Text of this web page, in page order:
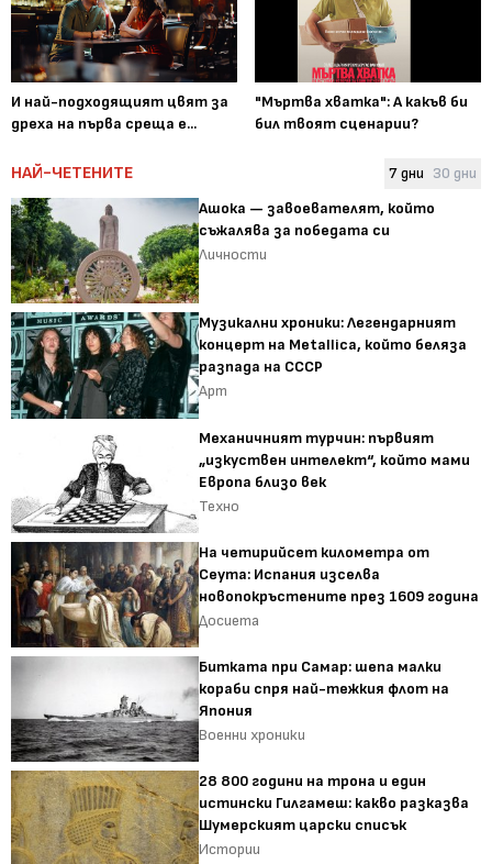
И най-подходящият цвят за
дреха на първа среща е...
"Мъртва хватка": А какъв би
бил твоят сценарии?
НАЙ-ЧЕТЕНИТЕ 7 дни 30 дни
Ашока — завоевателят, който
съжалява за победата си
Личности
Музикални хроники: Легендарният
концерт на Metallica, който беляза
разпада на СССР
Арт
Механичният турчин: първият
„изкуствен интелект“, който мами
Европа близо век
Техно
На четирийсет километра от
Сеута: Испания изселва
новопокръстените през 1609 година
Досиета
Битката при Самар: шепа малки
кораби спря най-тежкия флот на
Япония
Военни хроники
28 800 години на трона и един
истински Гилгамеш: какво разказва
Шумерският царски списък
Истории